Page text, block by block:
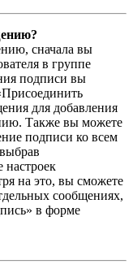
сначала вы
в группе
подписи вы
для добавления
Также вы можете
подписи ко всем
на это, вы сможете
сообщениях,
в форме